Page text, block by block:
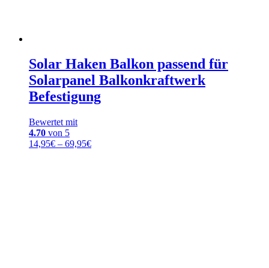
Solar Haken Balkon passend für
Solarpanel Balkonkraftwerk
Befestigung
Bewertet mit
4.70 von 5
14,95€ – 69,95€Preisspanne: